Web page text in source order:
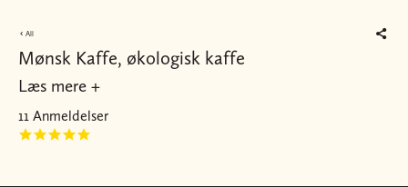
All
Mønsk Kaffe, økologisk kaffe
Læs mere +
11 Anmeldelser